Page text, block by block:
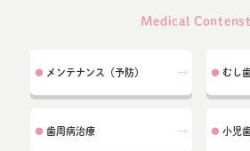
Medical
● メンテナンス（予防） ● むし
● 歯周病治療 ● 小児